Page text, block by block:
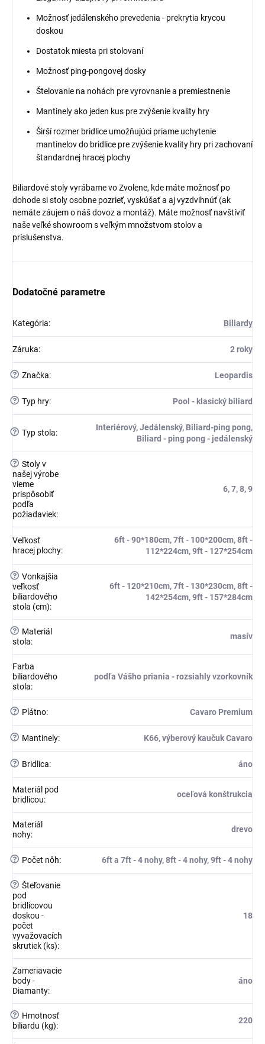
Možnosť jedálenského prevedenia - prekrytia krycou
doskou
Dostatok miesta pri stolovaní
Možnosť ping-pongovej dosky
Štelovanie na nohách pre vyrovnanie a premiestnenie
Mantinely ako jeden kus pre zvýšenie kvality hry
Širší rozmer bridlice umožňujúci priame uchytenie
mantinelov do bridlice pre zvýšenie kvality hry pri zachovaní
štandardnej hracej plochy
Biliardové stoly vyrábame vo Zvolene, kde máte možnosť po
dohode si stoly osobne pozrieť, vyskúšať a aj vyzdvihnúť (ak
nemáte záujem o náš dovoz a montáž). Máte možnosť navštíviť
naše veľké showroom s veľkým množstvom stolov a
príslušenstva.
Dodatočné parametre
Kategória: Biliardy
Záruka: 2 roky
? Značka: Leopardis
? Typ hry: Pool - klasický biliard
? Typ stola:
Interiérový, Jedálenský, Biliard-ping pong,
Biliard - ping pong - jedálenský
? Stoly v
našej výrobe
vieme
prispôsobiť
podľa
požiadaviek:
6, 7, 8, 9
Veľkosť
hracej plochy:
6ft - 90*180cm, 7ft - 100*200cm, 8ft -
112*224cm, 9ft - 127*254cm
? Vonkajšia
veľkosť
biliardového
stola (cm):
6ft - 120*210cm, 7ft - 130*230cm, 8ft -
142*254cm, 9ft - 157*284cm
?
Materiál
stola:
masív
Farba
biliardového
stola:
podľa Vášho priania - rozsiahly vzorkovník
? Plátno: Cavaro Premium
? Mantinely: K66, výberový kaučuk Cavaro
? Bridlica: áno
Materiál pod
bridlicou:
oceľová konštrukcia
Materiál
nohy:
drevo
? Počet nôh: 6ft a 7ft - 4 nohy, 8ft - 4 nohy, 9ft - 4 nohy
? Šteľovanie
pod
bridlicovou
doskou -
počet
vyvažovacích
skrutiek (ks):
18
Zameriavacie
body -
Diamanty:
áno
?
Hmotnosť
biliardu (kg):
220